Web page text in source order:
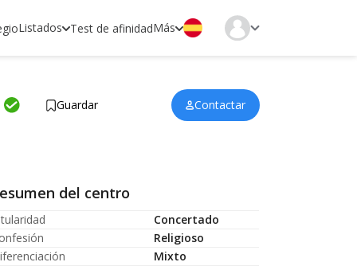
Listados Test de afinidadMás
Guardar
Contactar
del centro
Concertado
Religioso
Mixto